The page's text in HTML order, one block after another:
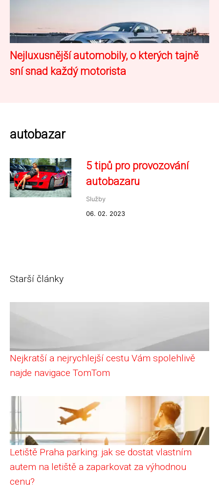
Nejluxusnější automobily, o kterých tajně
sní snad každý motorista
autobazar
5 tipů pro provozování
autobazaru
Služby
06. 02. 2023
Starší články
Nejkratší a nejrychlejší cestu Vám spolehlivě
najde navigace TomTom
Letiště Praha parking: jak se dostat vlastním
autem na letiště a zaparkovat za výhodnou
cenu?